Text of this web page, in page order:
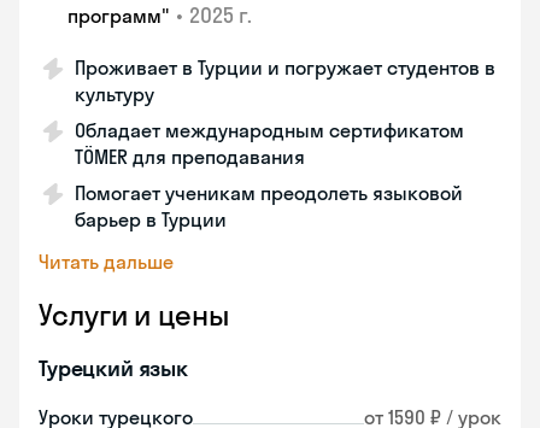
программ" • 2025 г.
Проживает в Турции и погружает студентов в
культуру
Обладает международным сертификатом
TÖMER для преподавания
Помогает ученикам преодолеть языковой
барьер в Турции
Читать дальше
Услуги и цены
Турецкий язык
Уроки турецкого от 1590 ₽ / урок